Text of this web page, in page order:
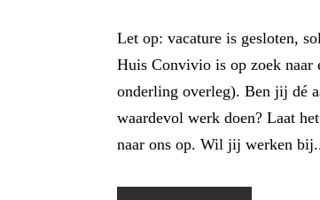
Let op: vacature is gesloten,
Huis Convivio is op zoek naar
onderling overleg). Ben jij dé
waardevol werk doen? Laat
naar ons op. Wil jij werken